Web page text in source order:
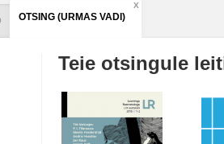
OTSING (URMAS VADI)
X
Teie otsingule